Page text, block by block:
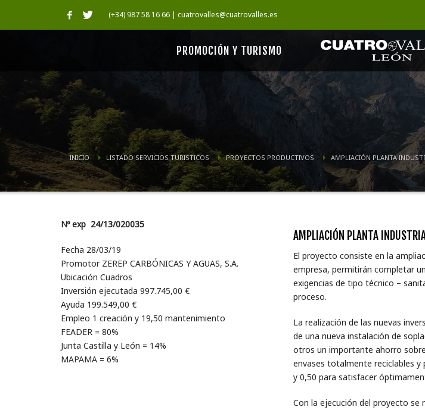
(+34) 987 58 16 66 | cuatrovalles@cuatrovalles.es
PROMOCIÓN Y TURISMO
INICIO LISTADO SERVICIOS TURISTICOS PROYECTOS PRODUCTIVOS AMPLIACIÓN PLANTA
Nº exp 24/13/020035
Fecha 28/03/19
Promotor ZEREP CARBÓNICAS Y AGUAS, S.A.
Ubicación Cuadros
Inversión ejecutada 997.745,00 €
Ayuda 199.549,00 €
Empleo 1 creación y 19,50 mantenimiento
FEADER = 80%
Junta Castilla y León = 14%
MAPAMA = 6%
AMPLIACIÓN PLANTA
El proyecto consiste en la
empresa, permitirán completar
exigencias de tipo técnico –
proceso.
La realización de las nuevas
de una nueva instalación de
otros un importante ahorro
envases totalmente reciclables y
y 0,50 para satisfacer
Con la ejecución del proyecto se